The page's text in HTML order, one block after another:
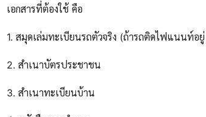
เอกสารที่ต้องใช้ คือ
1. สมุดเล่มทะเบียนรถตัวจริง (ถ้ารถติดไฟแนนท์
2. สำเนาบัตรประชาชน
3. สำเนาทะเบียนบ้าน